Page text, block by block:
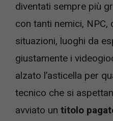
diventati sempre più
con tanti nemici, NPC,
situazioni, luoghi da
giustamente i
alzato l’asticella per
tecnico che si
avviato un titolo